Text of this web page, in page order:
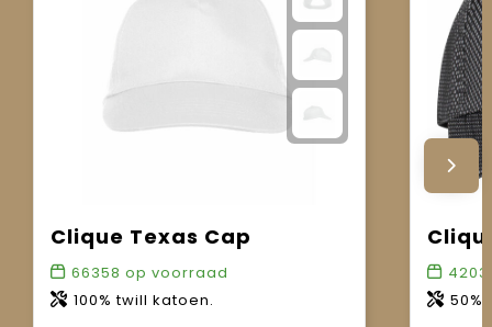
Clique Texas Cap
66358 op voorraad
100% twill katoen.
4203
50%